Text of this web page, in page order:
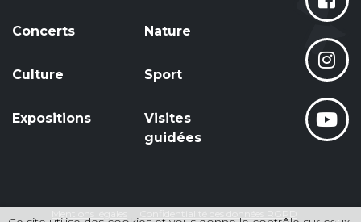
Concerts
Culture
Expositions
Nature
Sport
Visites
guidées